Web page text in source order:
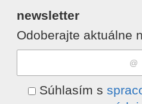
newsletter
Odoberajte aktuálne
Súhlasím s